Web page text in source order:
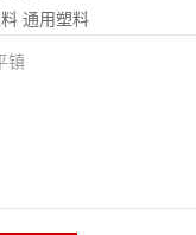
通用塑料
镇